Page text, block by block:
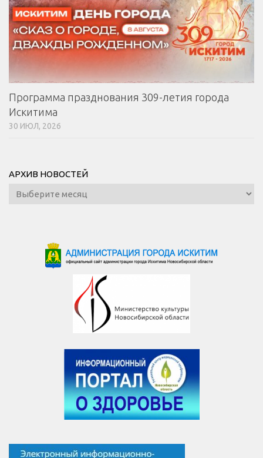
Программа празднования 309-летия города
Искитима
30 ИЮЛ, 2026
АРХИВ НОВОСТЕЙ
Архив
новостей